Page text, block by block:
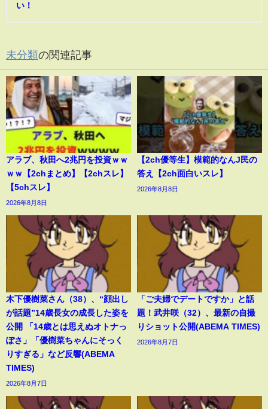
い！
未分類の関連記事
アラブ、秋田へ2兆円を投資ｗｗ
ｗｗ【2chまとめ】【2chスレ】
【5chスレ】
2026年8月8日
【2ch優等生】模範的なんJ民の
答え【2ch面白いスレ】
2026年8月8日
木下優樹菜さん（38）、“顔出し
が話題”14歳長女の成長した姿を
公開 「14歳とは思えぬオトナっ
ぽさ」「優樹菜ちゃんにそっく
りすぎる」など反響(ABEMA
TIMES)
2026年8月7日
「ご夫婦でデートですか」と話
題！武井咲（32）、最新の自撮
りショット公開(ABEMA TIMES)
2026年8月7日